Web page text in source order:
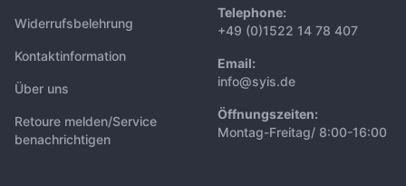
Widerrufsbelehrung
Kontaktinformation
Über uns
Retoure melden/Service
benachrichtigen
Telephone:
+49 (0)1522 14 78 407
Email:
info@syis.de
Öffnungszeiten:
Montag-Freitag/ 8:00-16:00